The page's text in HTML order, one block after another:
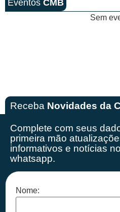
Eventos CMB
Sem
Receba Novidades da
Complete com seus
primeira mão
informativos e notícias
whatsapp.
Nome: